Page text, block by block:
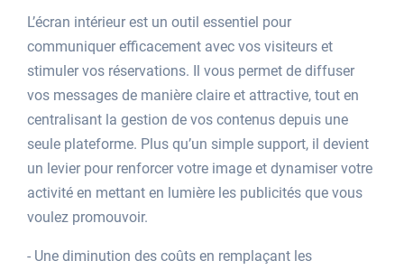
L’écran intérieur est un outil essentiel pour
communiquer efficacement avec vos visiteurs et
stimuler vos réservations. Il vous permet de diffuser
vos messages de manière claire et attractive, tout en
centralisant la gestion de vos contenus depuis une
seule plateforme. Plus qu’un simple support, il devient
un levier pour renforcer votre image et dynamiser votre
activité en mettant en lumière les publicités que vous
voulez promouvoir.
- Une diminution des coûts en remplaçant les